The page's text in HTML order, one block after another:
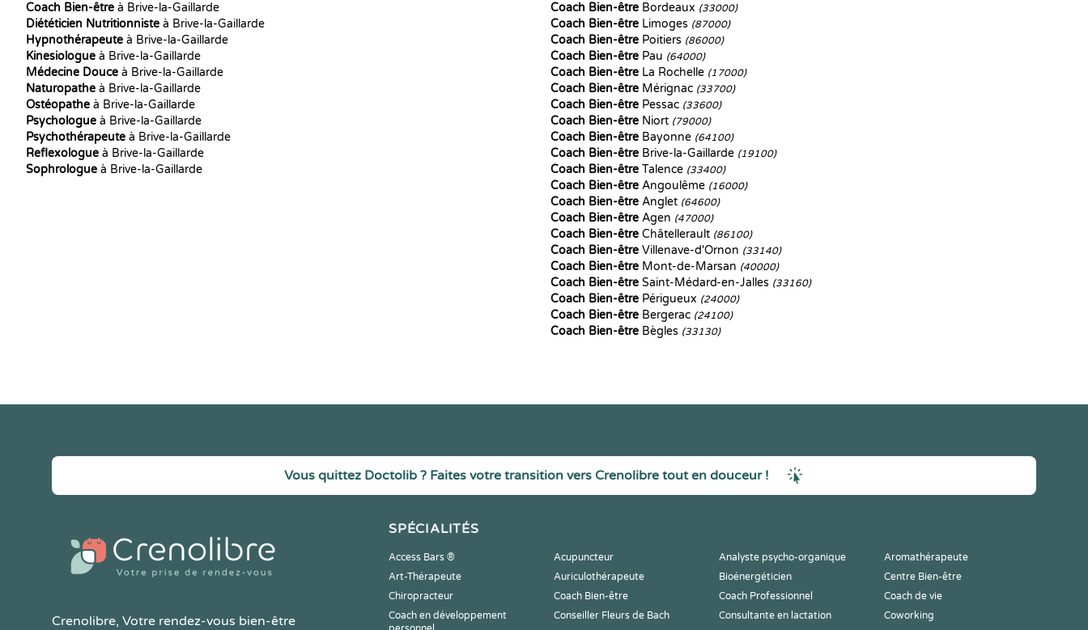
Coach Bien-être à Brive-la-Gaillarde
Diététicien Nutritionniste à Brive-la-Gaillarde
Hypnothérapeute à Brive-la-Gaillarde
Kinesiologue à Brive-la-Gaillarde
Médecine Douce à Brive-la-Gaillarde
Naturopathe à Brive-la-Gaillarde
Ostéopathe à Brive-la-Gaillarde
Psychologue à Brive-la-Gaillarde
Psychothérapeute à Brive-la-Gaillarde
Reflexologue à Brive-la-Gaillarde
Sophrologue à Brive-la-Gaillarde
Coach Bien-être Bordeaux (33000)
Coach Bien-être Limoges (87000)
Coach Bien-être Poitiers (86000)
Coach Bien-être Pau (64000)
Coach Bien-être La Rochelle (17000)
Coach Bien-être Mérignac (33700)
Coach Bien-être Pessac (33600)
Coach Bien-être Niort (79000)
Coach Bien-être Bayonne (64100)
Coach Bien-être Brive-la-Gaillarde (19100)
Coach Bien-être Talence (33400)
Coach Bien-être Angoulême (16000)
Coach Bien-être Anglet (64600)
Coach Bien-être Agen (47000)
Coach Bien-être Châtellerault (86100)
Coach Bien-être Villenave-d'Ornon (33140)
Coach Bien-être Mont-de-Marsan (40000)
Coach Bien-être Saint-Médard-en-Jalles (33160)
Coach Bien-être Périgueux (24000)
Coach Bien-être Bergerac (24100)
Coach Bien-être Bègles (33130)
Vous quittez Doctolib ? Faites votre transition vers Crenolibre tout en douceur !
Crenolibre, Votre rendez-vous bien-être
SPÉCIALITÉS
Access Bars ® Acupuncteur Analyste psycho-organique
Aromathérapeute
Art-Thérapeute
Auriculothérapeute Bioénergéticien
Centre Bien-être
Chiropracteur
Coach Bien-être Coach Professionnel
Coach de vie
Coach en développement
Conseiller Fleurs de Bach Consultante en lactation Coworking